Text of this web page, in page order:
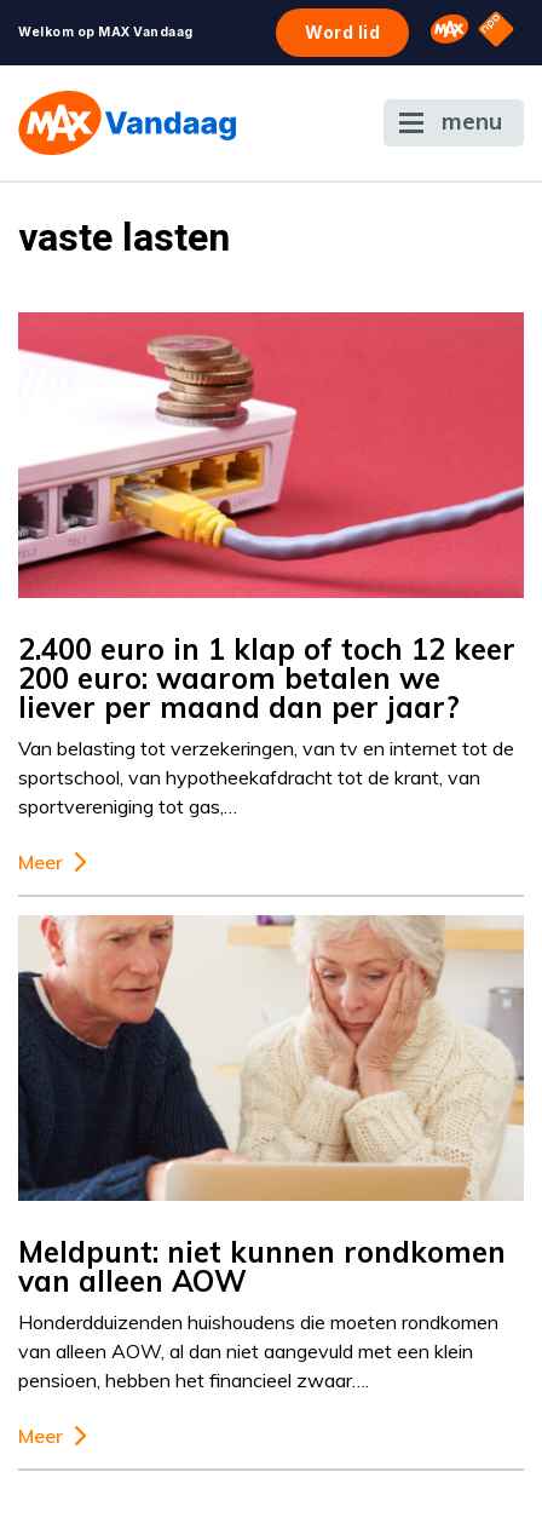
Welkom op MAX Vandaag Word lid Omroep
NPO
menu
vaste lasten
2.400 euro in 1 klap of toch 12 keer
200 euro: waarom betalen we
liever per maand dan per jaar?
Van belasting tot verzekeringen, van tv en internet tot de
sportschool, van hypotheekafdracht tot de krant, van
sportvereniging tot gas,…
Meer
Meldpunt: niet kunnen rondkomen
van alleen AOW
Honderdduizenden huishoudens die moeten rondkomen
van alleen AOW, al dan niet aangevuld met een klein
pensioen, hebben het financieel zwaar….
Meer